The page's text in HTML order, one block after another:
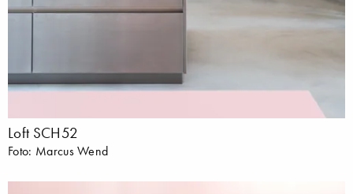
Loft SCH52
Foto: Marcus Wend